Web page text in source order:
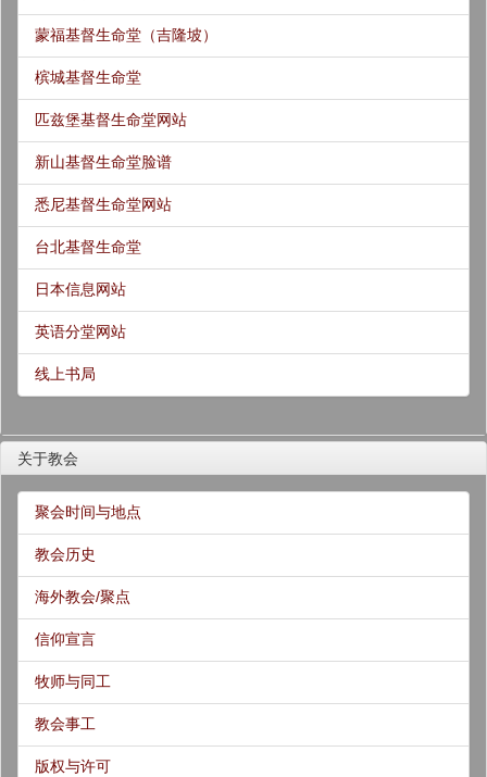
蒙福基督生命堂（吉隆坡）
槟城基督生命堂
匹兹堡基督生命堂网站
新山基督生命堂脸谱
悉尼基督生命堂网站
台北基督生命堂
日本信息网站
英语分堂网站
线上书局
关于教会
聚会时间与地点
教会历史
海外教会/聚点
信仰宣言
牧师与同工
教会事工
版权与许可